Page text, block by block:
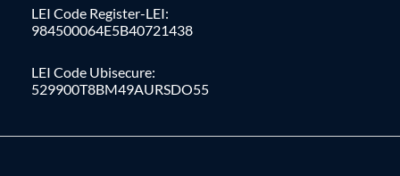
LEI Code Register-LEI:
984500064E5B40721438
LEI Code Ubisecure:
529900T8BM49AURSDO55